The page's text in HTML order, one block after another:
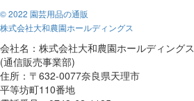
© 2022 園芸用品の通販
株式会社大和農園ホールディングス
会社名：株式会社大和農園ホールディングス
(通信販売事業部)
住所：〒632-0077奈良県天理市
平等坊町110番地